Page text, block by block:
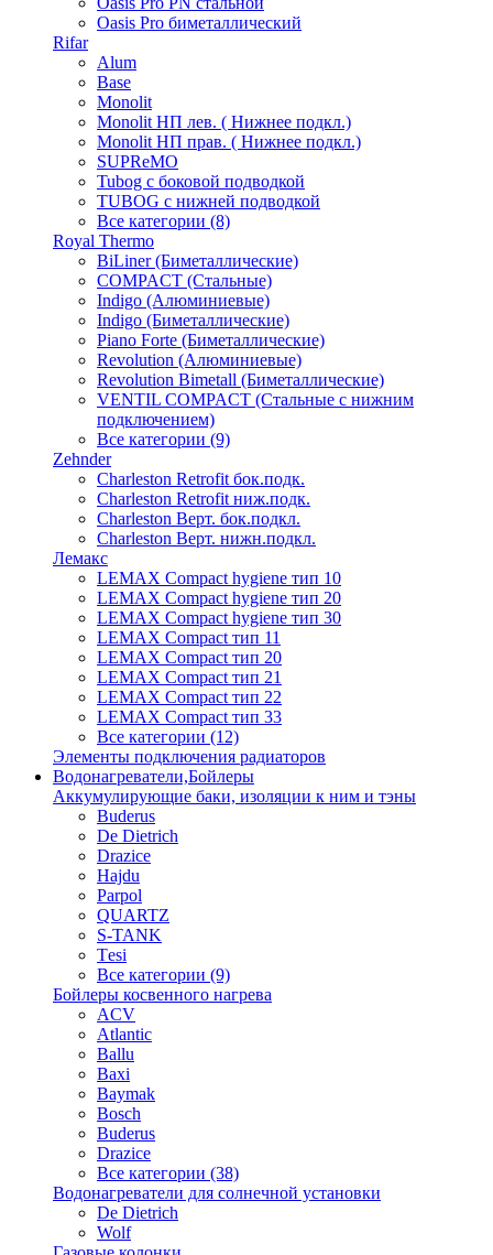
Oasis Pro биметаллический
Rifar
Alum
Base
Monolit
Monolit НП лев. ( Нижнее подкл.)
Monolit НП прав. ( Нижнее подкл.)
SUPReMO
Tubog с боковой подводкой
TUBOG с нижней подводкой
Все категории (8)
Royal Thermo
BiLiner (Биметаллические)
COMPACT (Стальные)
Indigo (Алюминиевые)
Indigo (Биметаллические)
Piano Forte (Биметаллические)
Revolution (Алюминиевые)
Revolution Bimetall (Биметаллические)
VENTIL COMPACT (Стальные с нижним
подключением)
Все категории (9)
Zehnder
Charleston Retrofit бок.подк.
Charleston Retrofit ниж.подк.
Charleston Верт. бок.подкл.
Charleston Верт. нижн.подкл.
Лемакс
LEMAX Compact hygiene тип 10
LEMAX Compact hygiene тип 20
LEMAX Compact hygiene тип 30
LEMAX Compact тип 11
LEMAX Compact тип 20
LEMAX Compact тип 21
LEMAX Compact тип 22
LEMAX Compact тип 33
Все категории (12)
Элементы подключения радиаторов
Водонагреватели,Бойлеры
Аккумулирующие баки, изоляции к ним и тэны
Buderus
De Dietrich
Drazice
Hajdu
Parpol
QUARTZ
S-TANK
Tеsi
Все категории (9)
Бойлеры косвенного нагрева
ACV
Atlantic
Ballu
Baxi
Baymak
Bosch
Buderus
Drazice
Все категории (38)
Водонагреватели для солнечной установки
De Dietrich
Wolf